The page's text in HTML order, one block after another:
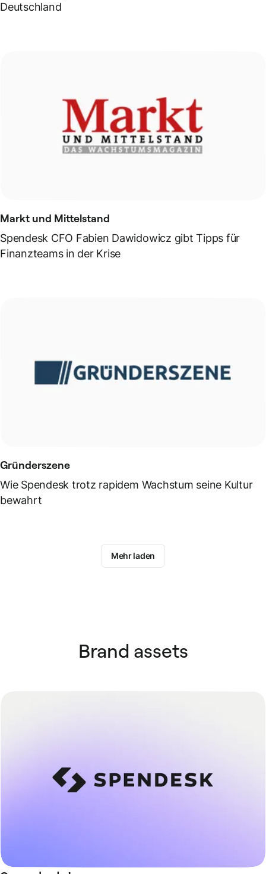
Deutschland
Markt und Mittelstand
Spendesk CFO Fabien Dawidowicz gibt Tipps für
Finanzteams in der Krise
Gründerszene
Wie Spendesk trotz rapidem Wachstum seine Kultur
bewahrt
Mehr laden
Brand assets